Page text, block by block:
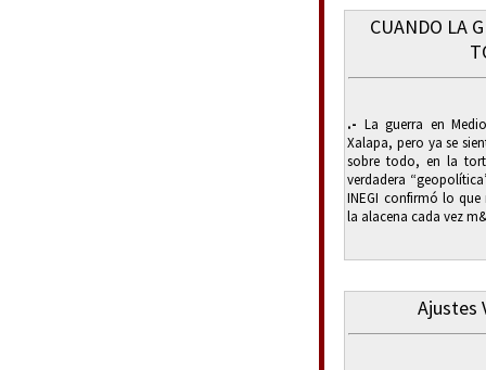
CUANDO LA
.- La guerra en
Xalapa, pero ya se
sobre todo, en la
verdadera
INEGI confirmó lo
la alacena cada vez
Ajustes